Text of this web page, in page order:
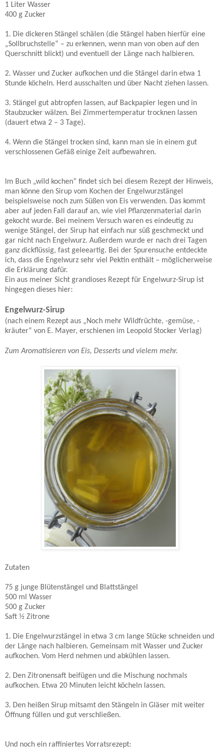
1 Liter Wasser
400 g Zucker
1. Die dickeren Stängel schälen (die Stängel haben hierfür eine
„Sollbruchstelle“ – zu erkennen, wenn man von oben auf den
Querschnitt blickt) und eventuell der Länge nach halbieren.
2. Wasser und Zucker aufkochen und die Stängel darin etwa 1
Stunde köcheln. Herd ausschalten und über Nacht ziehen lassen.
3. Stängel gut abtropfen lassen, auf Backpapier legen und in
Staubzucker wälzen. Bei Zimmertemperatur trocknen lassen
(dauert etwa 2 – 3 Tage).
4. Wenn die Stängel trocken sind, kann man sie in einem gut
verschlossenen Gefäß einige Zeit aufbewahren.
Im Buch „wild kochen“ findet sich bei diesem Rezept der Hinweis,
man könne den Sirup vom Kochen der Engelwurzstängel
beispielsweise noch zum Süßen von Eis verwenden. Das kommt
aber auf jeden Fall darauf an, wie viel Pflanzenmaterial darin
gekocht wurde. Bei meinem Versuch waren es eindeutig zu
wenige Stängel, der Sirup hat einfach nur süß geschmeckt und
gar nicht nach Engelwurz. Außerdem wurde er nach drei Tagen
ganz dickflüssig, fast geleeartig. Bei der Spurensuche entdeckte
ich, dass die Engelwurz sehr viel Pektin enthält – möglicherweise
die Erklärung dafür.
Ein aus meiner Sicht grandioses Rezept für Engelwurz-Sirup ist
hingegen dieses hier:
Engelwurz-Sirup
(nach einem Rezept aus „Noch mehr Wildfrüchte, -gemüse, -
kräuter“ von E. Mayer, erschienen im Leopold Stocker Verlag)
Zum Aromatisieren von Eis, Desserts und vielem mehr.
Zutaten
75 g junge Blütenstängel und Blattstängel
500 ml Wasser
500 g Zucker
Saft ½ Zitrone
1. Die Engelwurzstängel in etwa 3 cm lange Stücke schneiden und
der Länge nach halbieren. Gemeinsam mit Wasser und Zucker
aufkochen. Vom Herd nehmen und abkühlen lassen.
2. Den Zitronensaft beifügen und die Mischung nochmals
aufkochen. Etwa 20 Minuten leicht köcheln lassen.
3. Den heißen Sirup mitsamt den Stängeln in Gläser mit weiter
Öffnung füllen und gut verschließen.
Und noch ein raffiniertes Vorratsrezept: